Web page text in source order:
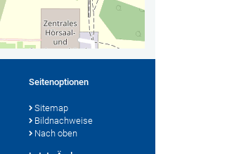
Seitenoptionen
Sitemap
Bildnachweise
Nach oben